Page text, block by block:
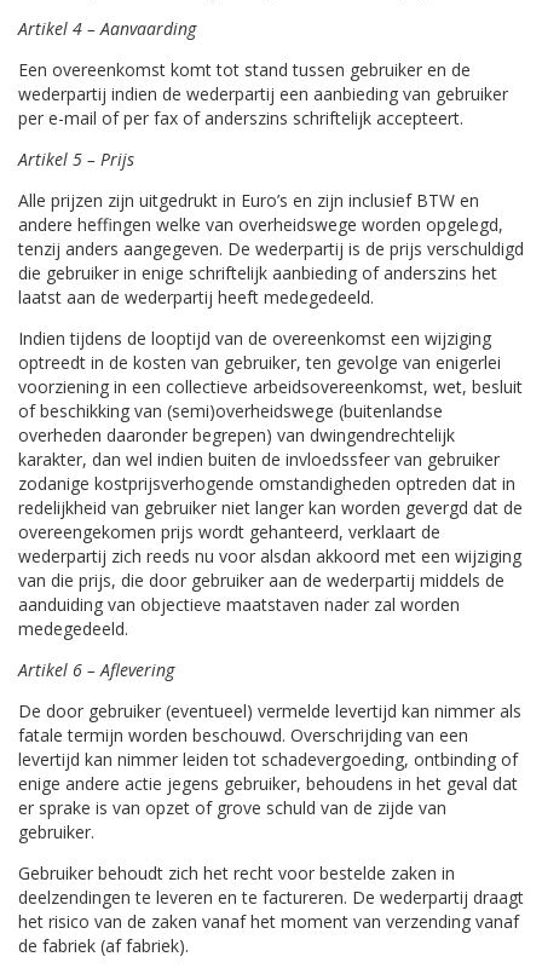
Artikel 4 – Aanvaarding
Een overeenkomst komt tot stand tussen gebruiker en de
wederpartij indien de wederpartij een aanbieding van gebruiker
per e-mail of per fax of anderszins schriftelijk accepteert.
Artikel 5 – Prijs
Alle prijzen zijn uitgedrukt in Euro’s en zijn inclusief BTW en
andere heffingen welke van overheidswege worden opgelegd,
tenzij anders aangegeven. De wederpartij is de prijs verschuldigd
die gebruiker in enige schriftelijk aanbieding of anderszins het
laatst aan de wederpartij heeft medegedeeld.
Indien tijdens de looptijd van de overeenkomst een wijziging
optreedt in de kosten van gebruiker, ten gevolge van enigerlei
voorziening in een collectieve arbeidsovereenkomst, wet, besluit
of beschikking van (semi)overheidswege (buitenlandse
overheden daaronder begrepen) van dwingendrechtelijk
karakter, dan wel indien buiten de invloedssfeer van gebruiker
zodanige kostprijsverhogende omstandigheden optreden dat in
redelijkheid van gebruiker niet langer kan worden gevergd dat de
overeengekomen prijs wordt gehanteerd, verklaart de
wederpartij zich reeds nu voor alsdan akkoord met een wijziging
van die prijs, die door gebruiker aan de wederpartij middels de
aanduiding van objectieve maatstaven nader zal worden
medegedeeld.
Artikel 6 – Aflevering
De door gebruiker (eventueel) vermelde levertijd kan nimmer als
fatale termijn worden beschouwd. Overschrijding van een
levertijd kan nimmer leiden tot schadevergoeding, ontbinding of
enige andere actie jegens gebruiker, behoudens in het geval dat
er sprake is van opzet of grove schuld van de zijde van
gebruiker.
Gebruiker behoudt zich het recht voor bestelde zaken in
deelzendingen te leveren en te factureren. De wederpartij draagt
het risico van de zaken vanaf het moment van verzending vanaf
de fabriek (af fabriek).